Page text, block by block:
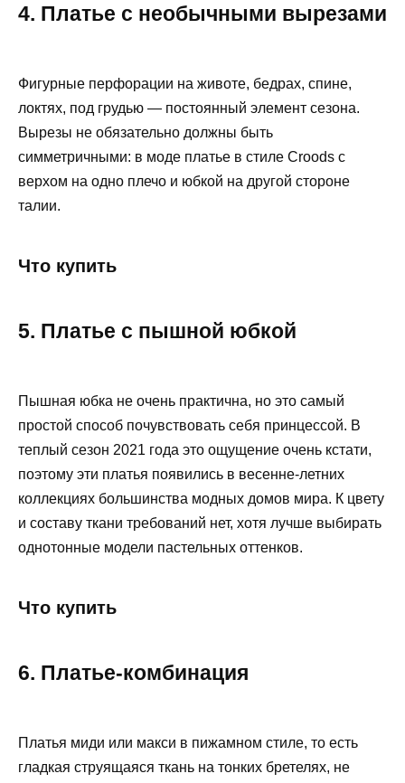
4. Платье с необычными вырезами
Фигурные перфорации на животе, бедрах, спине,
локтях, под грудью — постоянный элемент сезона.
Вырезы не обязательно должны быть
симметричными: в моде платье в стиле Croods с
верхом на одно плечо и юбкой на другой стороне
талии.
Что купить
5. Платье с пышной юбкой
Пышная юбка не очень практична, но это самый
простой способ почувствовать себя принцессой. В
теплый сезон 2021 года это ощущение очень кстати,
поэтому эти платья появились в весенне-летних
коллекциях большинства модных домов мира. К цвету
и составу ткани требований нет, хотя лучше выбирать
однотонные модели пастельных оттенков.
Что купить
6. Платье‑комбинация
Платья миди или макси в пижамном стиле, то есть
гладкая струящаяся ткань на тонких бретелях, не